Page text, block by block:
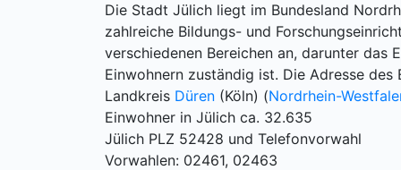
Die Stadt Jülich liegt im Bundesland
zahlreiche Bildungs- und
verschiedenen Bereichen an, darunter das
Einwohnern zuständig ist. Die Adresse
Landkreis Düren (Köln) (Nordrhein-
Einwohner in Jülich ca. 32.635
Jülich PLZ 52428 und Telefonvorwahl
Vorwahlen: 02461, 02463